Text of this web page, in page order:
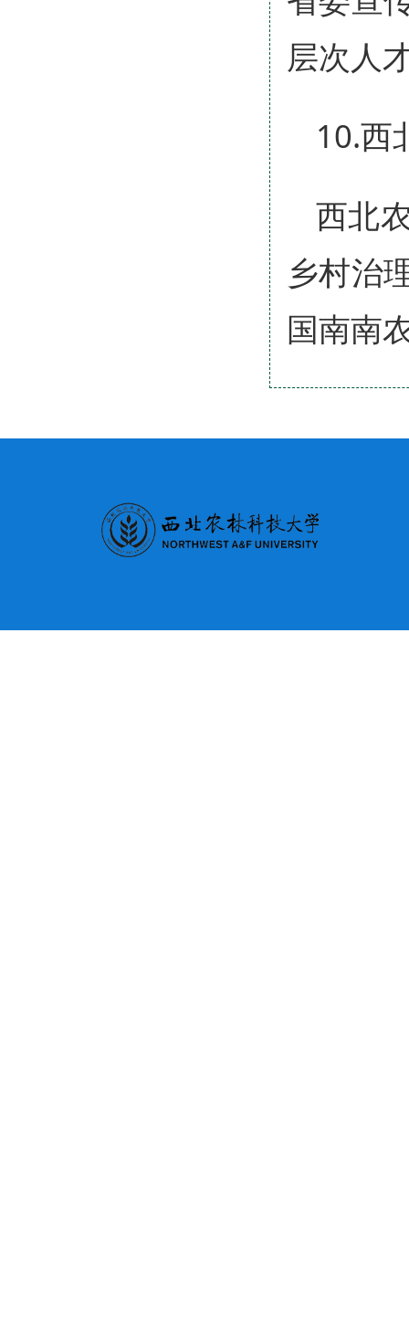
层次人
10.西
西北
乡村治
国南南